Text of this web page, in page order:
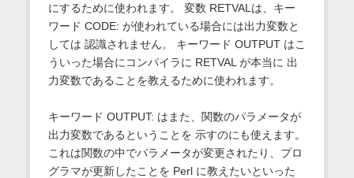
にするために使われます。 変数 RETVALは、キー
ワード CODE: が使われている場合には出力変数と
しては 認識されません。 キーワード OUTPUT はこ
ういった場合にコンパイラに RETVAL が本当に 出
力変数であることを教えるために使われます。
キーワード OUTPUT: はまた、関数のパラメータが
出力変数であるということを 示すのにも使えます。
これは関数の中でパラメータが変更されたり、プロ
グラマが更新したことを Perl に教えたいといった